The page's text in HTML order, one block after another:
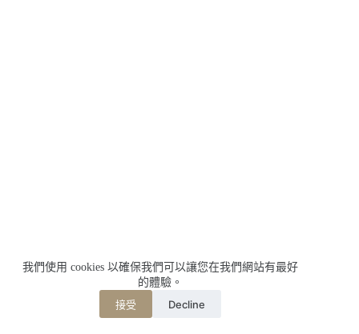
我們使用 cookies 以確保我們可以讓您在我們網站有最好
的體驗。
接受 Decline